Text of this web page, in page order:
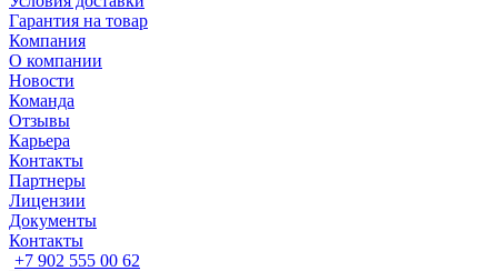
Гарантия на товар
Компания
О компании
Новости
Команда
Отзывы
Карьера
Контакты
Партнеры
Лицензии
Документы
Контакты
+7 902 555 00 62